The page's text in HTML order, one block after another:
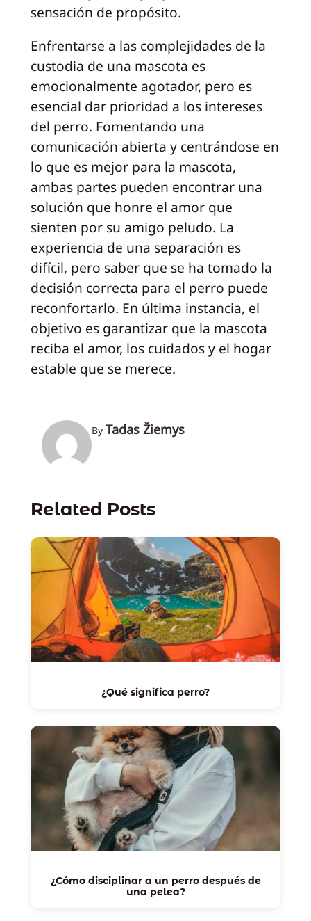
sensación de propósito.
Enfrentarse a las complejidades de la
custodia de una mascota es
emocionalmente agotador, pero es
esencial dar prioridad a los intereses
del perro. Fomentando una
comunicación abierta y centrándose en
lo que es mejor para la mascota,
ambas partes pueden encontrar una
solución que honre el amor que
sienten por su amigo peludo. La
experiencia de una separación es
difícil, pero saber que se ha tomado la
decisión correcta para el perro puede
reconfortarlo. En última instancia, el
objetivo es garantizar que la mascota
reciba el amor, los cuidados y el hogar
estable que se merece.
By Tadas Žiemys
Related Posts
¿Qué significa perro?
¿Cómo disciplinar a un perro después de
una pelea?